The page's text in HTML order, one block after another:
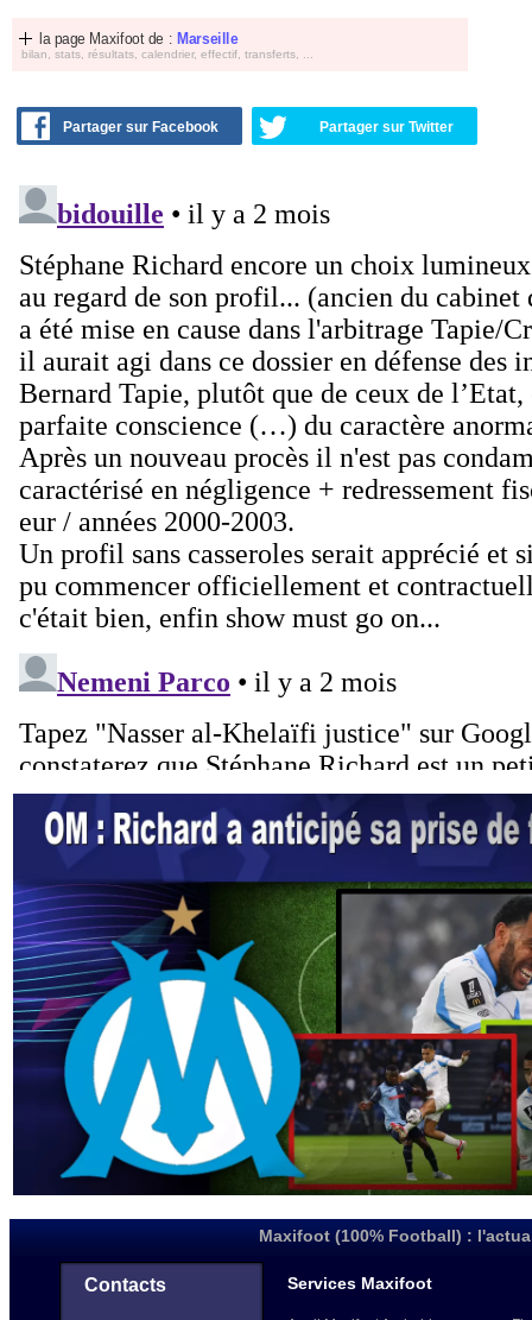
la page Maxifoot de : Marseille
bilan, stats, résultats, calendrier, effectif, transferts, ...
Partager sur Facebook Partager sur Twitter
Maxifoot (100% Football) :
Contacts Services Maxifoot